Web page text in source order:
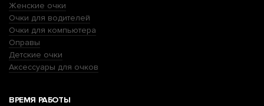
Женские очки
Очки для водителей
Очки для компьютера
Оправы
Детские очки
Аксессуары для очков
ВРЕМЯ РАБОТЫ